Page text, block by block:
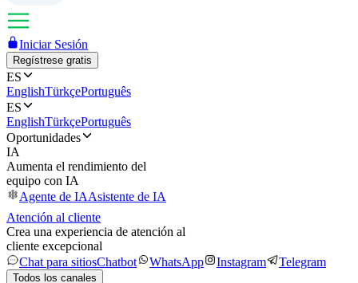
Iniciar Sesión
Regístrese gratis
ES
EnglishTürkçePortuguês
ES
EnglishTürkçePortuguês
Oportunidades
IA
Aumenta el rendimiento del
equipo con IA
Agente de IAAsistente de IA
Atención al cliente
Crea una experiencia de atención al
cliente excepcional
Chat para sitiosChatbot WhatsApp Instagram Telegram
Todos los canales